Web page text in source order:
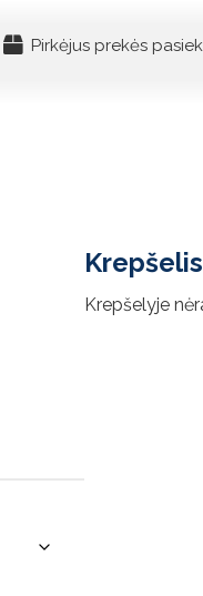
Pirkėjus prekės
Krepšelis
Krepšelyje